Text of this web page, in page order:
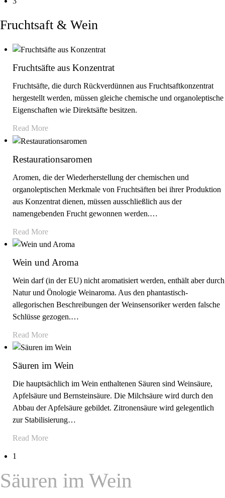
Fruchtsaft & Wein
Fruchtsäfte aus Konzentrat
Fruchtsäfte, die durch Rückverdünnen aus Fruchtsaftkonzentrat
hergestellt werden, müssen gleiche chemische und organoleptische
Eigenschaften wie Direktsäfte besitzen.
Read More
Restaurationsaromen
Aromen, die der Wiederherstellung der chemischen und
organoleptischen Merkmale von Fruchtsäften bei ihrer Produktion
aus Konzentrat dienen, müssen ausschließlich aus der
namengebenden Frucht gewonnen werden.…
Read More
Wein und Aroma
Wein darf (in der EU) nicht aromatisiert werden, enthält aber durch
Natur und Önologie Weinaroma. Aus den phantastisch-
allegorischen Beschreibungen der Weinsensoriker werden falsche
Schlüsse gezogen.…
Read More
Säuren im Wein
Die hauptsächlich im Wein enthaltenen Säuren sind Weinsäure,
Apfelsäure und Bernsteinsäure. Die Milchsäure wird durch den
Abbau der Apfelsäure gebildet. Zitronensäure wird gelegentlich
zur Stabilisierung…
Read More
1
Säuren im Wein